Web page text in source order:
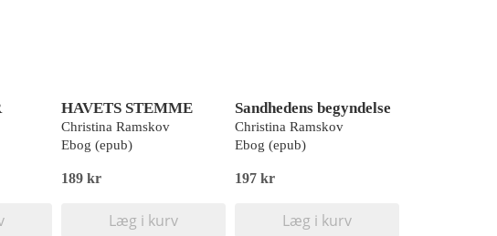
HAVETS STEMME
Christina Ramskov
Ebog (epub)
189 kr
Læg i kurv
Sandhedens begyndelse
Christina Ramskov
Ebog (epub)
197 kr
Læg i kurv